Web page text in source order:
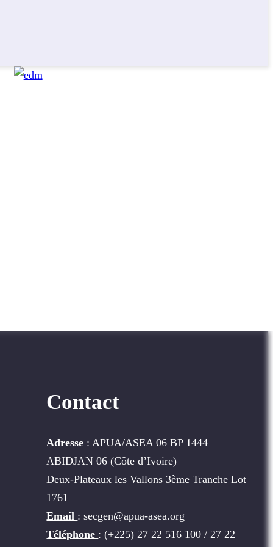
Contact
Adresse : APUA/ASEA 06 BP 1444
ABIDJAN 06 (Côte d’Ivoire)
Deux-Plateaux les Vallons 3ème Tranche Lot
1761
Email : secgen@apua-asea.org
Téléphone : (+225) 27 22 516 100 / 27 22